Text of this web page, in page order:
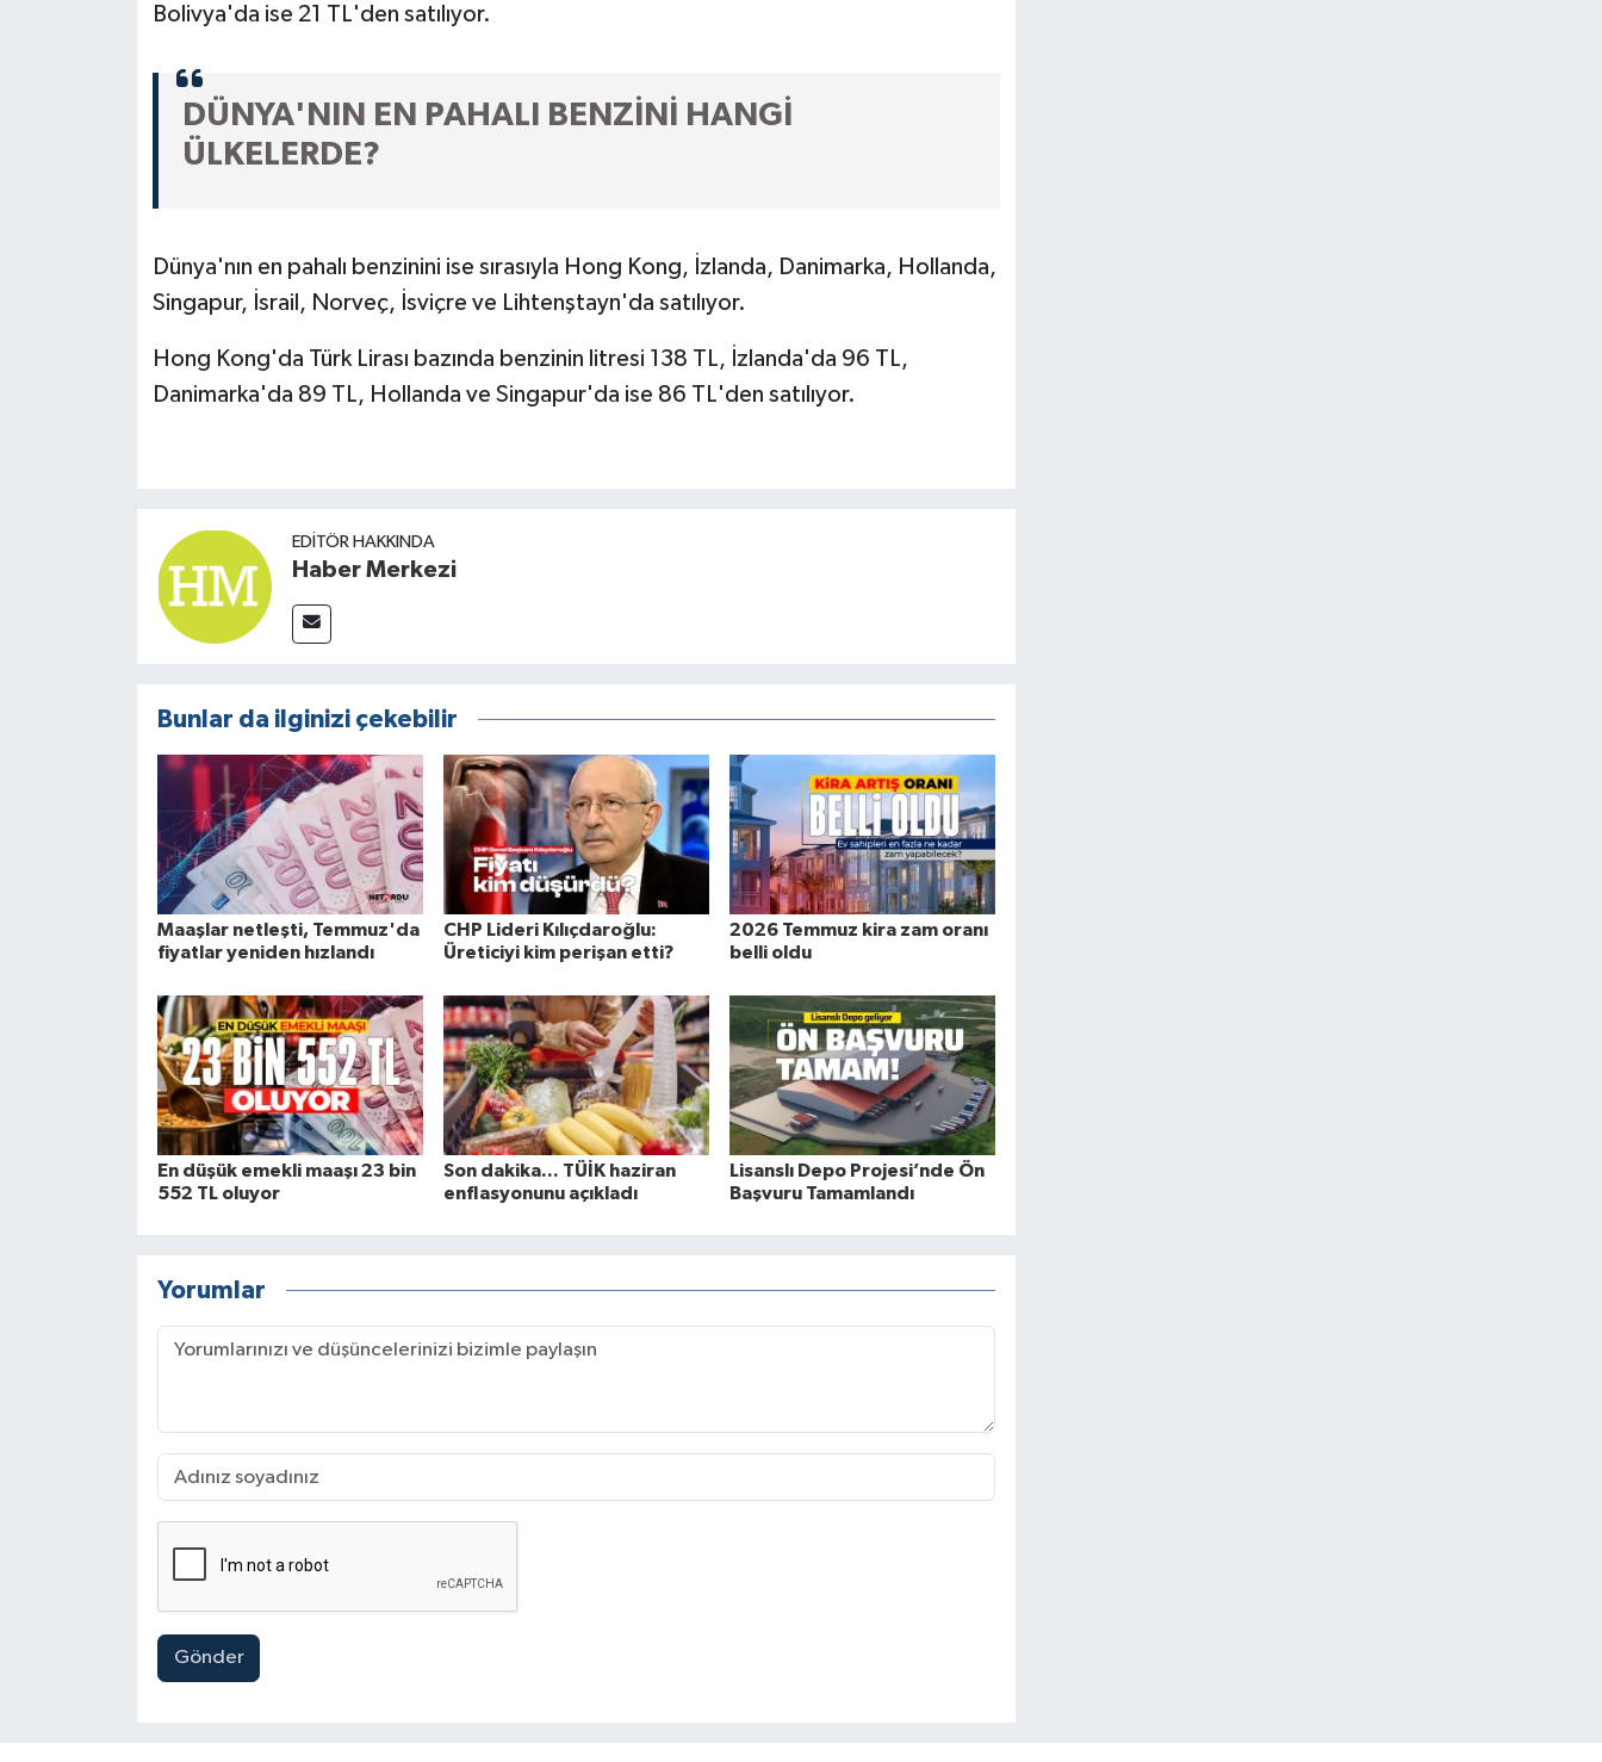
Bolivya'da ise 21 TL'den satılıyor.
DÜNYA'NIN EN PAHALI BENZİNİ HANGİ
ÜLKELERDE?
Dünya'nın en pahalı benzinini ise sırasıyla Hong Kong, İzlanda, Danimarka, Hollanda,
Singapur, İsrail, Norveç, İsviçre ve Lihtenştayn'da satılıyor.
Hong Kong'da Türk Lirası bazında benzinin litresi 138 TL, İzlanda'da 96 TL,
Danimarka'da 89 TL, Hollanda ve Singapur'da ise 86 TL'den satılıyor.
EDITÖR HAKKINDA
Haber Merkezi
Bunlar da ilginizi çekebilir
Maaşlar netleşti, Temmuz'da
fiyatlar yeniden hızlandı
CHP Lideri Kılıçdaroğlu:
Üreticiyi kim perişan etti?
2026 Temmuz kira zam oranı
belli oldu
En düşük emekli maaşı 23 bin
552 TL oluyor
Son dakika... TÜİK haziran
enflasyonunu açıkladı
Lisanslı Depo Projesi’nde Ön
Başvuru Tamamlandı
Yorumlar
Gönder